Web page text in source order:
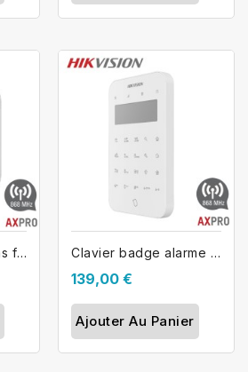
Centrale alarme sans fil AX PRO... Clavier badge alarme sans fil...
139,00 €
Ajouter Au Panier